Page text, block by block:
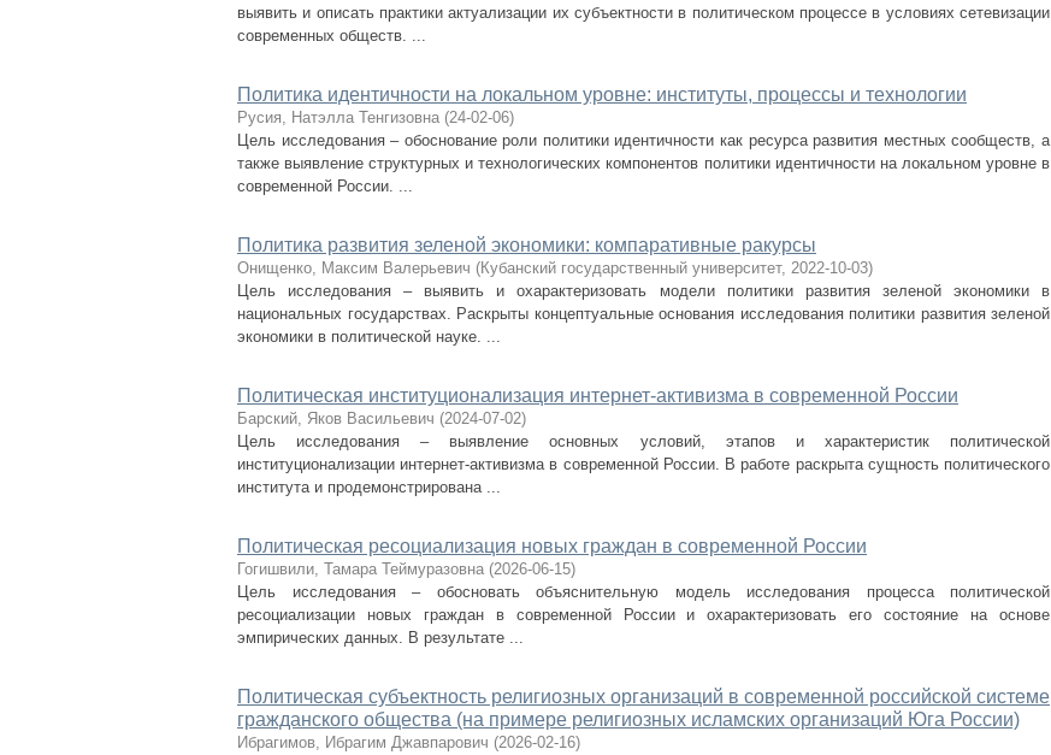
выявить и описать практики актуализации их субъектности в политическом процессе в условиях сетевизации
современных обществ. ...
Политика идентичности на локальном уровне: институты, процессы и технологии
Русия, Натэлла Тенгизовна (24-02-06)
Цель исследования – обоснование роли политики идентичности как ресурса развития местных сообществ, а
также выявление структурных и технологических компонентов политики идентичности на локальном уровне в
современной России. ...
Политика развития зеленой экономики: компаративные ракурсы
Онищенко, Максим Валерьевич (Кубанский государственный университет, 2022-10-03)
Цель исследования – выявить и охарактеризовать модели политики развития зеленой экономики в
национальных государствах. Раскрыты концептуальные основания исследования политики развития зеленой
экономики в политической науке. ...
Политическая институционализация интернет-активизма в современной России
Барский, Яков Васильевич (2024-07-02)
Цель исследования – выявление основных условий, этапов и характеристик политической
институционализации интернет-активизма в современной России. В работе раскрыта сущность политического
института и продемонстрирована ...
Политическая ресоциализация новых граждан в современной России
Гогишвили, Тамара Теймуразовна (2026-06-15)
Цель исследования – обосновать объяснительную модель исследования процесса политической
ресоциализации новых граждан в современной России и охарактеризовать его состояние на основе
эмпирических данных. В результате ...
Политическая субъектность религиозных организаций в современной российской системе
гражданского общества (на примере религиозных исламских организаций Юга России)
Ибрагимов, Ибрагим Джавпарович (2026-02-16)